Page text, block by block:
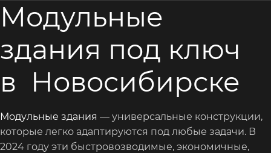
Модульные
здания под ключ
в Новосибирске
Модульные здания — универсальные конструкции,
которые легко адаптируются под любые задачи. В
2024 году эти быстровозводимые, экономичные,